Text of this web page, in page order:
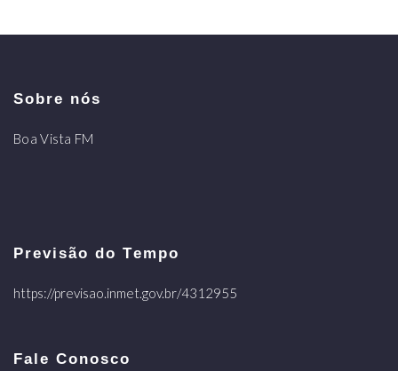
Sobre nós
Boa Vista FM
Previsão do Tempo
https://previsao.inmet.gov.br/4312955
Fale Conosco